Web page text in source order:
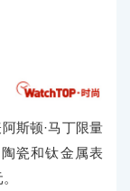
斯顿·马丁限量
瓷和钛金属表